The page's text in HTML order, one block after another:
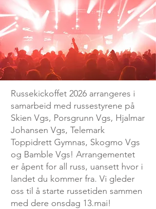
Russekickoffet 2026 arrangeres i
samarbeid med russestyrene på
Skien Vgs, Porsgrunn Vgs, Hjalmar
Johansen Vgs, Telemark
Toppidrett Gymnas, Skogmo Vgs
og Bamble Vgs! Arrangementet
er åpent for all russ, uansett hvor i
landet du kommer fra. Vi gleder
oss til å starte russetiden sammen
med dere onsdag 13.mai!